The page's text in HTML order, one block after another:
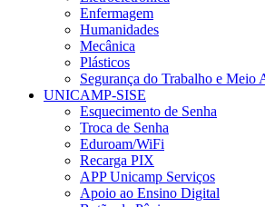
Enfermagem
Humanidades
Mecânica
Plásticos
Segurança do Trabalho e Meio
UNICAMP-SISE
Esquecimento de Senha
Troca de Senha
Eduroam/WiFi
Recarga PIX
APP Unicamp Serviços
Apoio ao Ensino Digital